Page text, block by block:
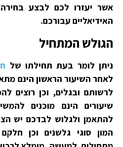
אשר יעזרו לכם לבצע
האידיאליים עבורכם.
הגולש המתחיל
ניתן לומר בעת תחילתו של
לאחר השיעור הראשון הינם
לרשותם ובגלים, וכן רוצים
שיעורים הינם מוכנים
להתאמן ולגלוש לבדכם יש
המון סוגי גלשנים וכן